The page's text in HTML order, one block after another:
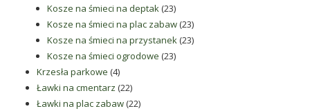
produkty
Kosze na śmieci na deptak 2323
produkty
Kosze na śmieci na plac zabaw 2323
produkty
Kosze na śmieci na przystanek 2323
Kosze na śmieci ogrodowe 2323
Krzesła parkowe 44
produkty
Ławki na cmentarz 2222
produkty
Ławki na plac zabaw 2222